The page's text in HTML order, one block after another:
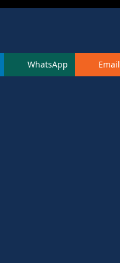
WhatsApp Email